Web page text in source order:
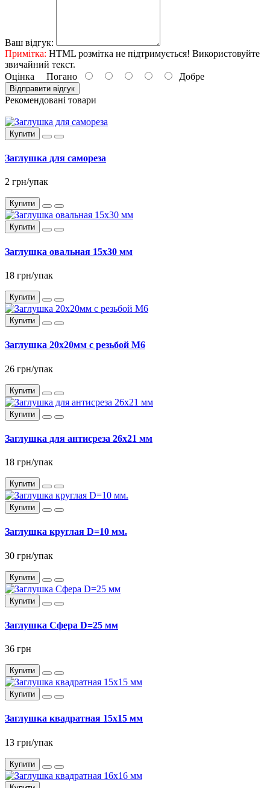
Ваш відгук:
Примітка: HTML розмітка не підтримується! Використовуйте
звичайний текст.
Оцінка Погано Добре
Відправити відгук
Рекомендовані товари
Купити
Заглушка для самореза
2 грн/упак
Купити
Купити
Заглушка овальная 15x30 мм
18 грн/упак
Купити
Купити
Заглушка 20x20мм с резьбой М6
26 грн/упак
Купити
Купити
Заглушка для антисреза 26x21 мм
18 грн/упак
Купити
Купити
Заглушка круглая D=10 мм.
30 грн/упак
Купити
Купити
Заглушка Сфера D=25 мм
36 грн
Купити
Купити
Заглушка квадратная 15x15 мм
13 грн/упак
Купити